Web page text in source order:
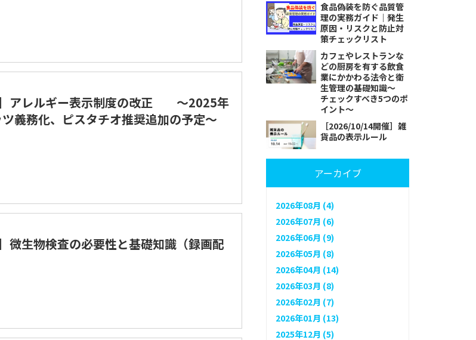
］アレルギー表示制度の改正 ～2025年
義務化、ピスタチオ推奨追加の予定～
微生物検査の必要性と基礎知識（録画配
食品偽装を防ぐ品質管
理の実務ガイド｜発生
原因・リスクと防止対
策チェックリスト
カフェやレストランな
どの厨房を有する飲食
業にかかわる法令と衛
生管理の基礎知識～
チェックすべき5つのポ
イント～
［2026/10/14開催］雑
貨品の表示ルール
アーカイブ
2026年08月 (4)
2026年07月 (6)
2026年06月 (9)
2026年05月 (8)
2026年04月 (14)
2026年03月 (8)
2026年02月 (7)
2026年01月 (13)
2025年12月 (5)